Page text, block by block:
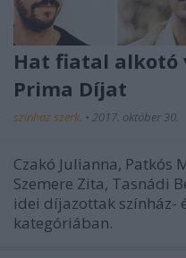
Hat fiatal alkotó
Prima Díjat
szinhaz szerk. • 2017. október 30.
Czakó Julianna, Patkós
Szemere Zita, Tasnádi
idei díjazottak színház-
kategóriában.